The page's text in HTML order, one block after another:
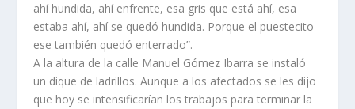
ahí hundida, ahí enfrente, esa gris que está ahí, esa
estaba ahí, ahí se quedó hundida. Porque el puestecito
ese también quedó enterrado”.
A la altura de la calle Manuel Gómez Ibarra se instaló
un dique de ladrillos. Aunque a los afectados se les dijo
que hoy se intensificarían los trabajos para terminar la